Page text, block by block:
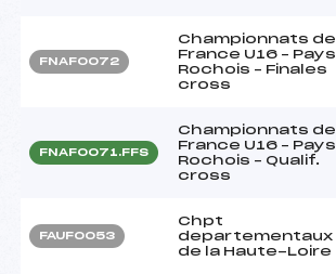
FNAF0072
Championnats de
France U16 – Pays
Rochois – Finales
cross
FNAF0071.FFS
Championnats de
France U16 – Pays
Rochois – Qualif.
cross
FAUF0053
Chpt
departementaux
de la Haute-Loire